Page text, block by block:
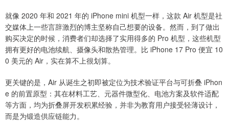
就像 2020 年和 2021 年的 iPhone mini 机型一样，这款 Air 机型是社
交媒体上一些言辞激烈的博主坚称自己想要的设备。然而，到了做出
购买决定的时候，消费者们却选择了实用得多的 Pro 机型，这些机型
拥有更好的电池续航、摄像头和散热管理。比 iPhone 17 Pro 便宜 10
0 美元的 Air，实在算不上很划算。
更关键的是，Air 从诞生之初即被定位为技术验证平台与可折叠 iPhon
e 的前置原型：其在材料工艺、元器件微型化、电池方案及软件适配
等方面，均为折叠屏开发积累经验，并非为教育用户接受轻薄设计，
而是为锻造供应链能力。